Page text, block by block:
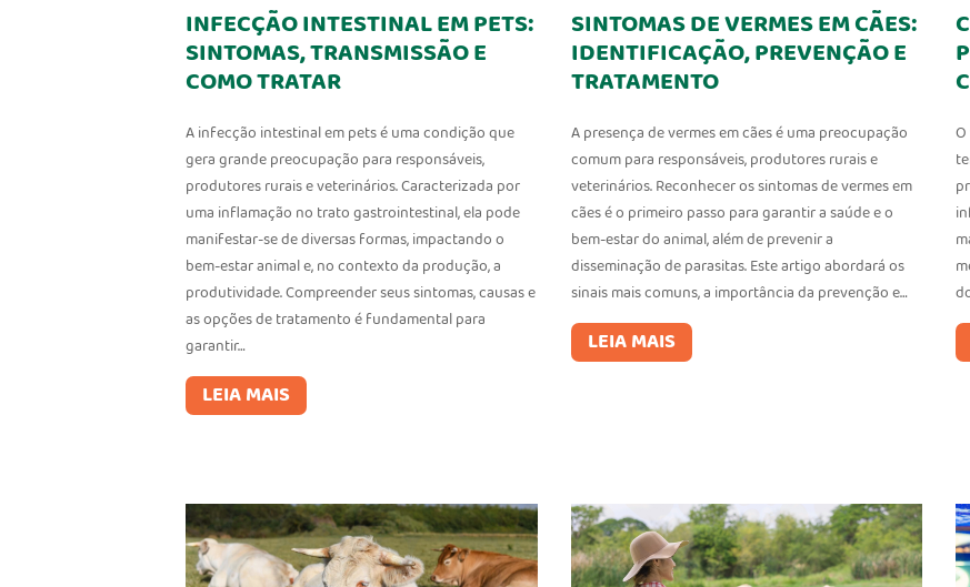
INFECÇÃO INTESTINAL EM PETS:
SINTOMAS, TRANSMISSÃO E
COMO TRATAR
A infecção intestinal em pets é uma condição que
gera grande preocupação para responsáveis,
produtores rurais e veterinários. Caracterizada por
uma inflamação no trato gastrointestinal, ela pode
manifestar-se de diversas formas, impactando o
bem-estar animal e, no contexto da produção, a
produtividade. Compreender seus sintomas, causas e
as opções de tratamento é fundamental para
garantir…
LEIA MAIS
SINTOMAS DE VERMES EM CÃES:
IDENTIFICAÇÃO, PREVENÇÃO E
TRATAMENTO
A presença de vermes em cães é uma preocupação
comum para responsáveis, produtores rurais e
veterinários. Reconhecer os sintomas de vermes em
cães é o primeiro passo para garantir a saúde e o
bem-estar do animal, além de prevenir a
disseminação de parasitas. Este artigo abordará os
sinais mais comuns, a importância da prevenção e…
LEIA MAIS